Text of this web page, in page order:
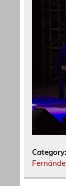
Category: